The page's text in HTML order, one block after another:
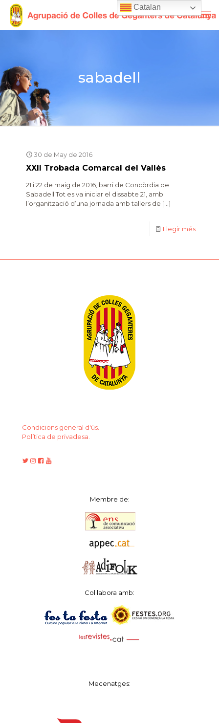
sabadell
30 de May de 2016
XXII Trobada Comarcal del Vallès
21 i 22 de maig de 2016, barri de Concòrdia de
Sabadell Tot es va iniciar el dissabte 21, amb
l’organització d’una jornada amb tallers de […]
Llegir més
Condicions general d'ús.
Política de privadesa.
Membre de:
Col·labora amb:
Mecenatges:
Catalan